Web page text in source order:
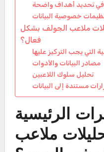
تحديد أهداف واضحة
خصوصية البيانات
ملاعب الجولف بشكل
فعال؟
التي يجب التركيز عليها
مصادر البيانات والأدوات
تحليل سلوك اللاعبين
مستندة إلى البيانات
الرئيسية
ملاعب